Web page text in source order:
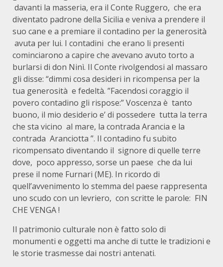
davanti la masseria, era il Conte Ruggero, che era
diventato padrone della Sicilia e veniva a prendere il
suo cane e a premiare il contadino per la generosità
avuta per lui. I contadini che erano li presenti
cominciarono a capire che avevano avuto torto a
burlarsi di don Ninì. Il Conte rivolgendosi al massaro
gli disse: “dimmi cosa desideri in ricompensa per la
tua generosità e fedeltà. ”Facendosi coraggio il
povero contadino gli rispose:” Voscenza è tanto
buono, il mio desiderio e’ di possedere tutta la terra
che sta vicino al mare, la contrada Arancia e la
contrada Aranciotta ”. Il contadino fu subito
ricompensato diventando il signore di quelle terre
dove, poco appresso, sorse un paese che da lui
prese il nome Furnari (ME). In ricordo di
quell’avvenimento lo stemma del paese rappresenta
uno scudo con un levriero, con scritte le parole: FIN
CHE VENGA !
Il patrimonio culturale non è fatto solo di
monumenti e oggetti ma anche di tutte le tradizioni e
le storie trasmesse dai nostri antenati.